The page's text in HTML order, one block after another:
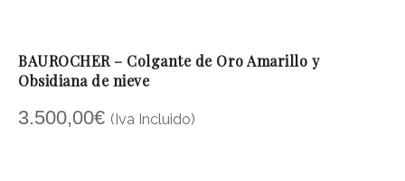
BAUROCHER – Colgante de Oro Amarillo y
Obsidiana de nieve
3.500,00€ (Iva Incluido)